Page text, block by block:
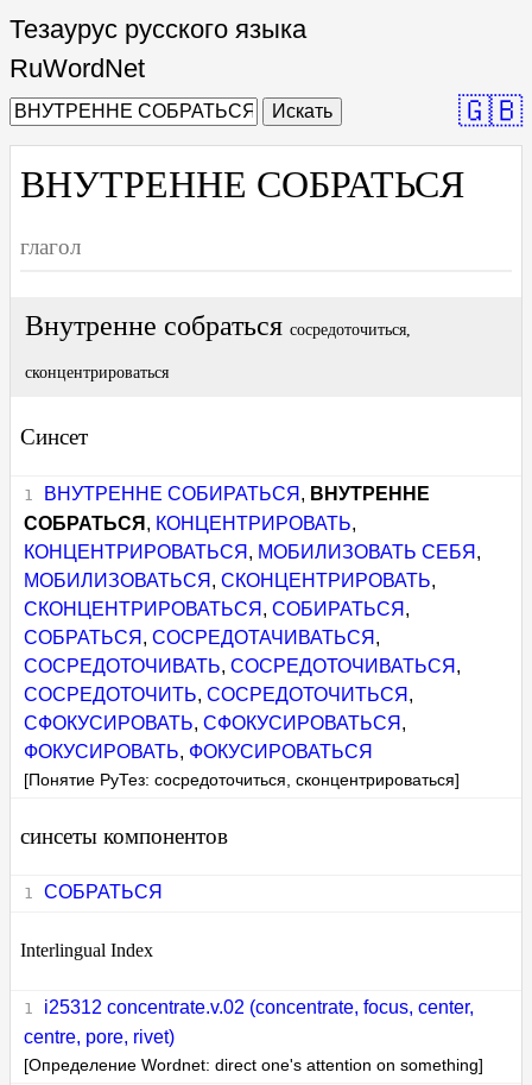
Тезаурус русского языка
RuWordNet
Искать 🇬🇧
ВНУТРЕННЕ СОБРАТЬСЯ
глагол
Внутренне собраться сосредоточиться,
сконцентрироваться
Синсет
ВНУТРЕННЕ СОБИРАТЬСЯ , ВНУТРЕННЕ
СОБРАТЬСЯ , КОНЦЕНТРИРОВАТЬ,
КОНЦЕНТРИРОВАТЬСЯ , МОБИЛИЗОВАТЬ СЕБЯ ,
МОБИЛИЗОВАТЬСЯ ,СКОНЦЕНТРИРОВАТЬ,
СКОНЦЕНТРИРОВАТЬСЯ ,СОБИРАТЬСЯ ,
СОБРАТЬСЯ ,СОСРЕДОТАЧИВАТЬСЯ ,
СОСРЕДОТОЧИВАТЬ,СОСРЕДОТОЧИВАТЬСЯ ,
СОСРЕДОТОЧИТЬ,СОСРЕДОТОЧИТЬСЯ ,
СФОКУСИРОВАТЬ,СФОКУСИРОВАТЬСЯ ,
ФОКУСИРОВАТЬ, ФОКУСИРОВАТЬСЯ
[Понятие РуТез: сосредоточиться, сконцентрироваться]
синсеты компонентов
СОБРАТЬСЯ
Interlingual Index
i25312 concentrate.v.02 (concentrate, focus, center,
centre, pore, rivet)
[Определение Wordnet: direct one's attention on something]